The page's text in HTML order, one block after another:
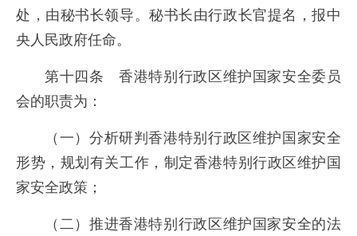
处，由秘书长领导。秘书长由行政长官提名，报中
央人民政府任命。
第十四条 香港特别行政区维护国家安全委员
会的职责为：
（一）分析研判香港特别行政区维护国家安全
形势，规划有关工作，制定香港特别行政区维护国
家安全政策；
（二）推进香港特别行政区维护国家安全的法